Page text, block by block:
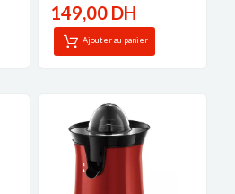
149,00 DH
Ajouter au panier